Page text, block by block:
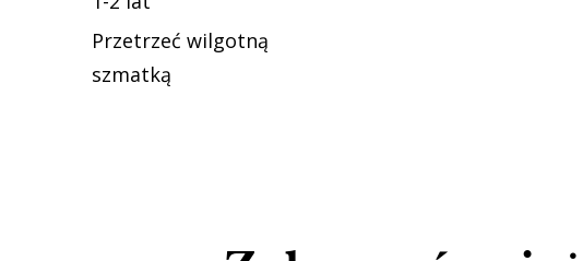
Przetrzeć wilgotną
szmatką